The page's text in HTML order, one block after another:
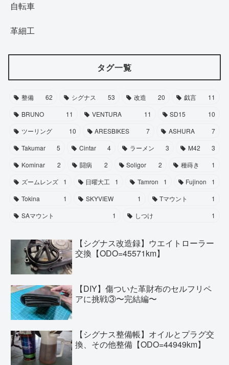
自転車
革細工
タグ一覧
整備 62 シグナス 53 改造 20 戯言
11
BRUNO
11 VENTURA 11 SD15
10
ツーリング
10 ARESBIKES 7 ASHURA
7
Takumar
5 Cintar 4 ラーメン 3 M42
3
Kominar
2 闘病 2 Soligor 2 種蒔き
1
ズームレンズ
1 日曜大工 1 Tamron 1 Fujinon
1
Tokina
1 SKYVIEW 1 Tマウント
1
SAマウント
1 しつけ 1
【シグナス改造録】ウエイトローラー
交換【ODO=45571km】
【DIY】傷ついた革財布のセルフリペ
アに挑戦③〜完結編〜
【シグナス整備帳】オイルとプラグ交
換、その他整備【ODO=44949km】